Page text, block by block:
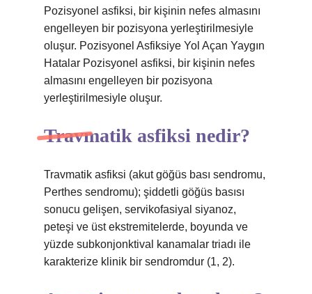
Pozisyonel asfiksi, bir kişinin nefes almasını
engelleyen bir pozisyona yerleştirilmesiyle
oluşur. Pozisyonel Asfiksiye Yol Açan Yaygın
Hatalar Pozisyonel asfiksi, bir kişinin nefes
almasını engelleyen bir pozisyona
yerleştirilmesiyle oluşur.
Travmatik asfiksi nedir?
Travmatik asfiksi (akut göğüs bası sendromu,
Perthes sendromu); şiddetli göğüs basısı
sonucu gelişen, servikofasiyal siyanoz,
peteşi ve üst ekstremitelerde, boyunda ve
yüzde subkonjonktival kanamalar triadı ile
karakterize klinik bir sendromdur (1, 2).